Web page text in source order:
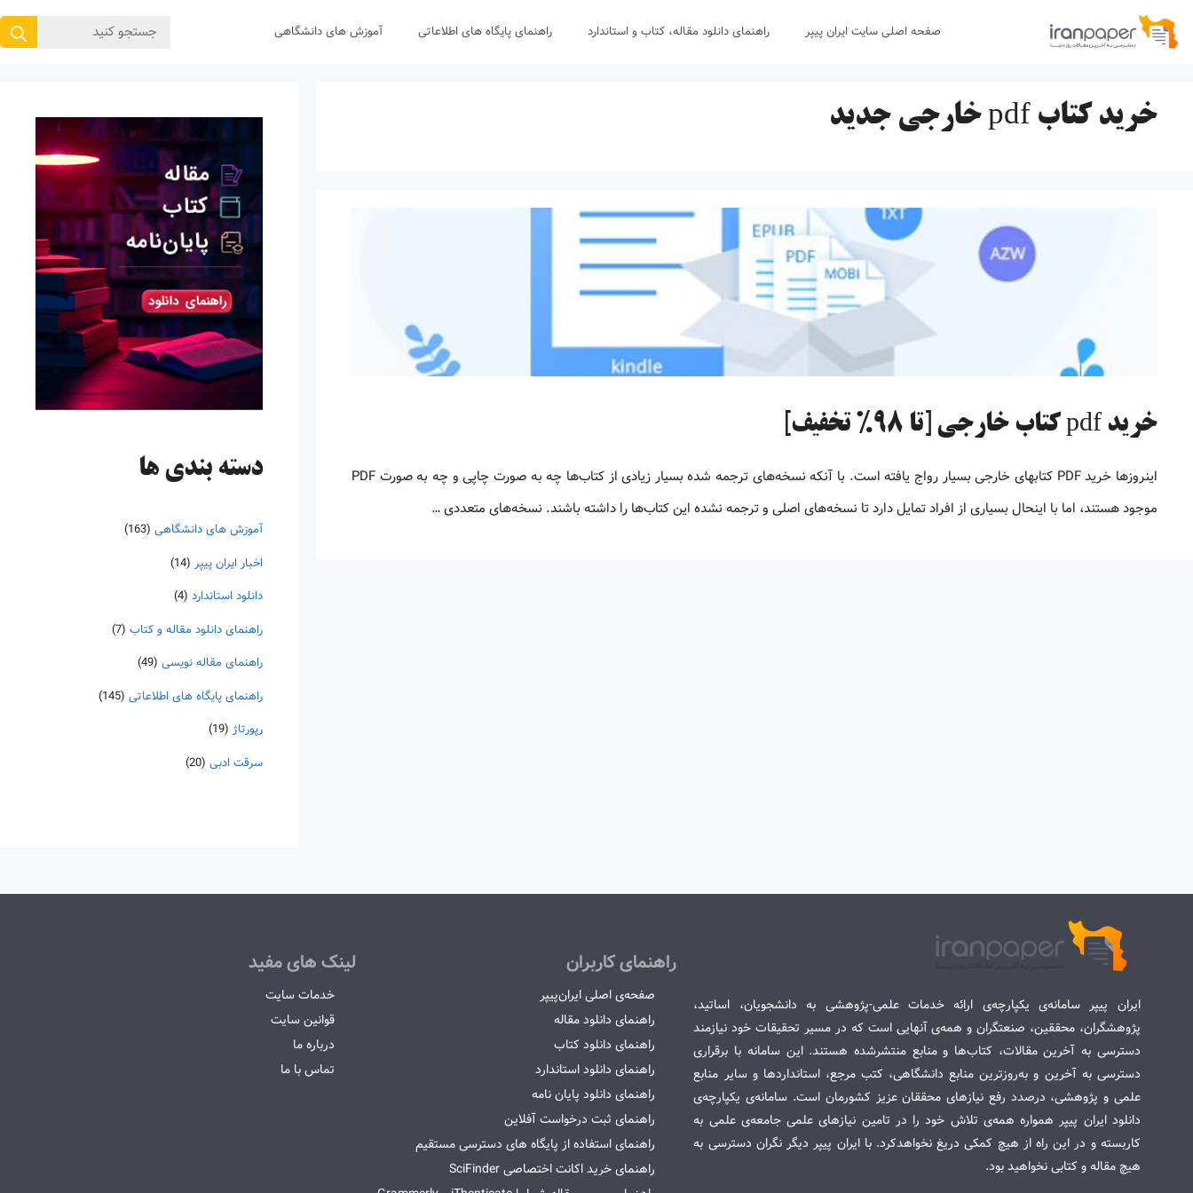
پرش
صفحه اصلی سایت ایران پیپر راهنمای دانلود مقاله، کتاب و استاندارد راهنمای پایگاه های اطلاعاتی آموزش های دانشگاهی
جستجوی
خرید کتاب pdf خارجی جدید
خرید pdf کتاب خارجی [تا 98% تخفیف]
اینروزها خرید PDF کتاب‎های خارجی بسیار رواج یافته است. با آنکه نسخه‌های ترجمه شده بسیار زیادی از کتاب‌ها چه به صورت چاپی و چه به صورت PDF
موجود هستند، اما با اینحال بسیاری از افراد تمایل دارد تا نسخه‌های اصلی و ترجمه نشده این کتاب‌ها را داشته باشند. نسخه‌های متعددی …
دسته‌ بندی ها
آموزش های دانشگاهی (163)
اخبار ایران پیپر (14)
دانلود استاندارد (4)
راهنمای دانلود مقاله و کتاب (7)
راهنمای مقاله نویسی (49)
راهنمای پایگاه های اطلاعاتی (145)
رپورتاژ (19)
سرقت ادبی (20)
ایران پیپر سامانه‌ی یکپارچه‌ی ارائه خدمات علمی-پژوهشی به دانشجویان، اساتید،
پژوهشگران، محققین، صنعتگران و همه‌ی آنهایی است که در مسیر تحقیقات خود نیازمند
دسترسی به آخرین مقالات، کتاب‌ها و منابع منتشرشده هستند. این سامانه با برقراری
دسترسی به آخرین و به‌روزترین منابع دانشگاهی، کتب مرجع، استانداردها و سایر منابع
علمی و پژوهشی، درصدد رفع نیازهای محققان عزیز کشورمان است. سامانه‌ی یکپارچه‌ی
دانلود ایران پیپر همواره همه‌ی تلاش خود را در تامین نیازهای علمی جامعه‌ی علمی به
کاربسته و در این راه از هیچ کمکی دریغ نخواهدکرد. با ایران پیپر دیگر نگران دسترسی به
هیچ مقاله و کتابی نخواهید بود.
راهنمای کاربران
صفحه‌ی اصلی ایران‌پیپر
راهنمای دانلود مقاله
راهنمای دانلود کتاب
راهنمای دانلود استاندارد
راهنمای دانلود پایان نامه
راهنمای ثبت درخواست آفلاین
راهنمای استفاده از پایگاه های دسترسی مستقیم
راهنمای خرید اکانت اختصاصی SciFinder
لینک های مفید
خدمات سایت
قوانین سایت
درباره ما
تماس با ما